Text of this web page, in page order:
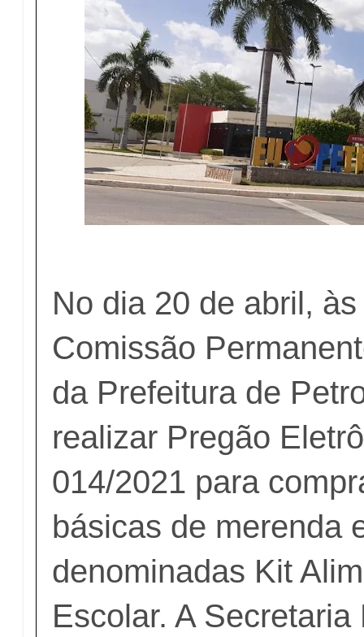
No dia 20 de abril,
Comissão
da Prefeitura de
realizar Pregão
014/2021 para
básicas de merenda
denominadas Kit
Escolar. A